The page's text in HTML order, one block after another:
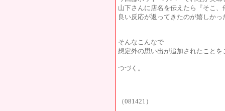
山下さんに店名を伝えたら『そこ
良い反応が返ってきたのが嬉しかっ
そんなこんなで
想定外の思い出が追加されたことを
つづく。
（081421）